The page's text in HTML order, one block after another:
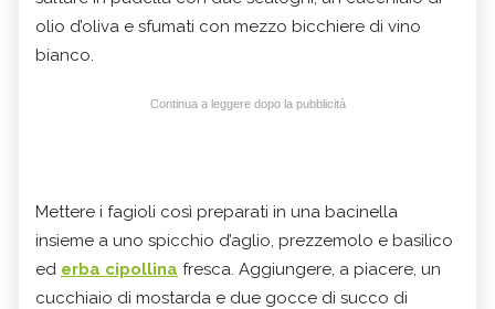
olio d’oliva e sfumati con mezzo bicchiere di vino
bianco.
Continua a leggere dopo la pubblicità
Mettere i fagioli così preparati in una bacinella
insieme a uno spicchio d’aglio, prezzemolo e basilico
ed erba cipollina fresca. Aggiungere, a piacere, un
cucchiaio di mostarda e due gocce di succo di